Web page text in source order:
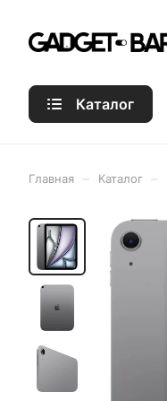
Каталог
Главная Каталог